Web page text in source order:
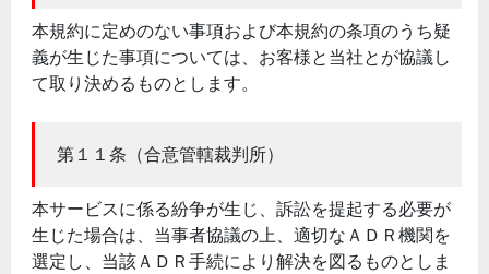
本規約に定めのない事項および本規約の条項のうち疑
義が生じた事項については、お客様と当社とが協議し
て取り決めるものとします。
第１１条（合意管轄裁判所）
本サービスに係る紛争が生じ、訴訟を提起する必要が
生じた場合は、当事者協議の上、適切なＡＤＲ機関を
選定し、当該ＡＤＲ手続により解決を図るものとしま